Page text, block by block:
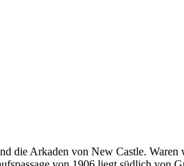
die Arkaden von New Castle.